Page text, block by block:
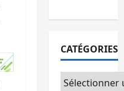
CATÉGORIES
Catégories